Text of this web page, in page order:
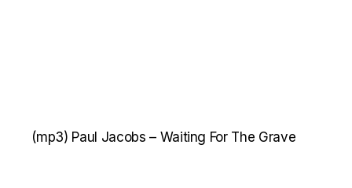
(mp3) Paul Jacobs – Waiting For The Grave